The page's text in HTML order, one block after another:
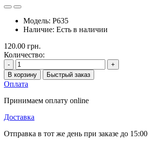
Модель: P635
Наличие: Есть в наличии
120.00 грн.
Количество:
-
+
В корзину
Быстрый заказ
Оплата
Принимаем оплату online
Доставка
Отправка в тот же день при заказе до 15:00